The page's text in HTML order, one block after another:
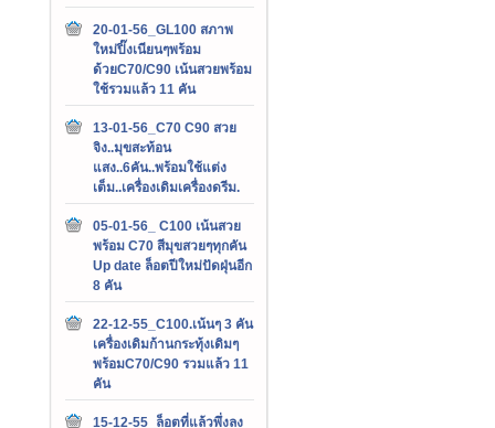
20-01-56_GL100 สภาพ
ใหม่ปิ๊งเนียนๆพร้อม
ด้วยC70/C90 เน้นสวยพร้อม
ใช้รวมแล้ว 11 คัน
13-01-56_C70 C90 สวย
จิง..มุขสะท้อน
แสง..6คัน..พร้อมใช้แต่ง
เต็ม..เครื่องเดิมเครื่องดรีม.
05-01-56_ C100 เน้นสวย
พร้อม C70 สีมุขสวยๆทุกคัน
Up date ล็อตปีใหม่ปัดฝุ่นอีก
8 คัน
22-12-55_C100.เน้นๆ 3 คัน
เครื่องเดิมก้านกระทุ้งเดิมๆ
พร้อมC70/C90 รวมแล้ว 11
คัน
15-12-55_ล็อตที่แล้วพึ่งลง